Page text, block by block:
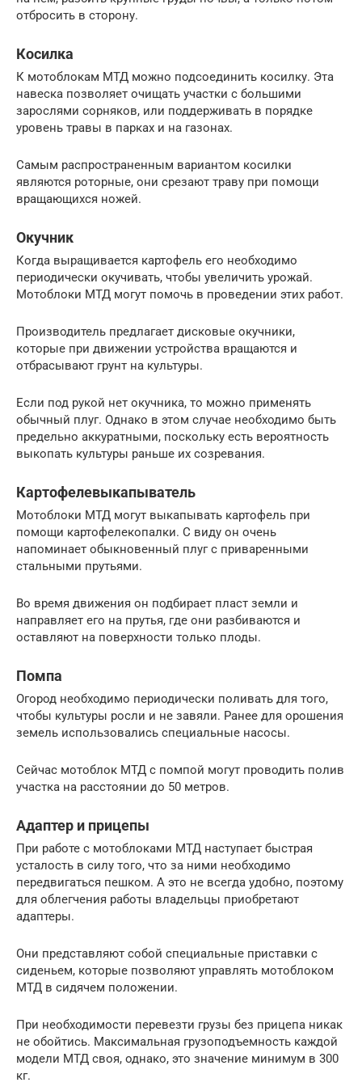
отбросить в сторону.
Косилка
К мотоблокам МТД можно подсоединить косилку. Эта
навеска позволяет очищать участки с большими
зарослями сорняков, или поддерживать в порядке
уровень травы в парках и на газонах.
Самым распространенным вариантом косилки
являются роторные, они срезают траву при помощи
вращающихся ножей.
Окучник
Когда выращивается картофель его необходимо
периодически окучивать, чтобы увеличить урожай.
Мотоблоки МТД могут помочь в проведении этих работ.
Производитель предлагает дисковые окучники,
которые при движении устройства вращаются и
отбрасывают грунт на культуры.
Если под рукой нет окучника, то можно применять
обычный плуг. Однако в этом случае необходимо быть
предельно аккуратными, поскольку есть вероятность
выкопать культуры раньше их созревания.
Картофелевыкапыватель
Мотоблоки МТД могут выкапывать картофель при
помощи картофелекопалки. С виду он очень
напоминает обыкновенный плуг с приваренными
стальными прутьями.
Во время движения он подбирает пласт земли и
направляет его на прутья, где они разбиваются и
оставляют на поверхности только плоды.
Помпа
Огород необходимо периодически поливать для того,
чтобы культуры росли и не завяли. Ранее для орошения
земель использовались специальные насосы.
Сейчас мотоблок МТД с помпой могут проводить полив
участка на расстоянии до 50 метров.
Адаптер и прицепы
При работе с мотоблоками МТД наступает быстрая
усталость в силу того, что за ними необходимо
передвигаться пешком. А это не всегда удобно, поэтому
для облегчения работы владельцы приобретают
адаптеры.
Они представляют собой специальные приставки с
сиденьем, которые позволяют управлять мотоблоком
МТД в сидячем положении.
При необходимости перевезти грузы без прицепа никак
не обойтись. Максимальная грузоподъемность каждой
модели МТД своя, однако, это значение минимум в 300
кг.